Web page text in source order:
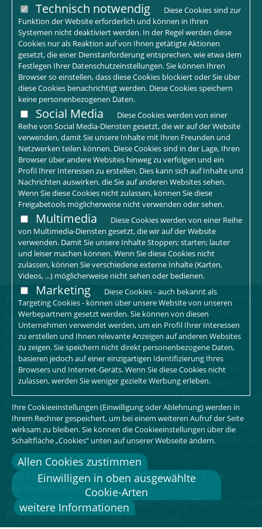
Postanschrift
MMS
Maschinenbau-
Metallbearbeitung-
Stanzerei GmbH
Ostheimer Allee
64832
Babenhausen
(Hessen)
Schnellkontakt
Telefon:
06073/64255
Telefax:
06073/2960
info[at]mms-
metallverarbeitung.de
Seit über 30
Jahren stehen
wir unseren
Kunden mit
Know-how im
Bereich der
zur Seite.
Machen Sie sich
dieses Wissen zu
Impressum|Datenschutzerklärung|AGB| Cookies
Alle Rechte vorbehalten
© MMS Maschinenbau-Metallbearbeitung-Stanzerei
Technisch notwendig
Diese Cookies sind zur
Funktion der Website erforderlich und können in Ihren
Systemen nicht deaktiviert werden. In der Regel werden diese
Cookies nur als Reaktion auf von Ihnen getätigte Aktionen
gesetzt, die einer Dienstanforderung entsprechen, wie etwa dem
Festlegen Ihrer Datenschutzeinstellungen. Sie können Ihren
Browser so einstellen, dass diese Cookies blockiert oder Sie über
diese Cookies benachrichtigt werden. Diese Cookies speichern
keine personenbezogenen Daten.
Social Media
Diese Cookies werden von einer
Reihe von Social Media-Diensten gesetzt, die wir auf der Website
verwenden, damit Sie unsere Inhalte mit Ihren Freunden und
Netzwerken teilen können. Diese Cookies sind in der Lage, Ihren
Browser über andere Websites hinweg zu verfolgen und ein
Profil Ihrer Interessen zu erstellen. Dies kann sich auf Inhalte und
Nachrichten auswirken, die Sie auf anderen Websites sehen.
Wenn Sie diese Cookies nicht zulassen, können Sie diese
Freigabetools möglicherweise nicht verwenden oder sehen.
Multimedia
Diese Cookies werden von einer Reihe
von Multimedia-Diensten gesetzt, die wir auf der Website
verwenden. Damit Sie unsere Inhalte Stoppen; starten; lauter
und leiser machen können. Wenn Sie diese Cookies nicht
zulassen, können Sie verschiedene externe Inhalte (Karten,
Videos, ...) möglicherweise nicht sehen oder bedienen.
Marketing
Diese Cookies - auch bekannt als
Targeting Cookies - können über unsere Website von unseren
Werbepartnern gesetzt werden. Sie können von diesen
Unternehmen verwendet werden, um ein Profil Ihrer Interessen
zu erstellen und Ihnen relevante Anzeigen auf anderen Websites
zu zeigen. Sie speichern nicht direkt personenbezogene Daten,
basieren jedoch auf einer einzigartigen Identifizierung Ihres
Browsers und Internet-Geräts. Wenn Sie diese Cookies nicht
zulassen, werden Sie weniger gezielte Werbung erleben.
Ihre Cookieeinstellungen (Einwilligung oder Ablehnung) werden in
Ihrem Rechner gespeichert, um bei einem weiteren Aufruf der Seite
wirksam zu bleiben. Sie können die Cookieeinstellungen über die
Schaltfläche „Cookies“ unten auf unserer Webseite ändern.
Allen Cookies zustimmen
Einwilligen in oben ausgewählte
Cookie-Arten
weitere Informationen